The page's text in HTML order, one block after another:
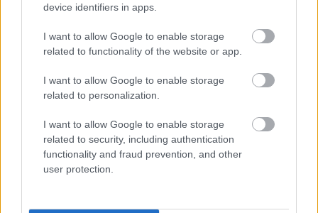
device identifiers in apps.
I want to allow Google to enable storage
related to functionality of the website or app.
I want to allow Google to enable storage
related to personalization.
I want to allow Google to enable storage
related to security, including authentication
functionality and fraud prevention, and other
user protection.